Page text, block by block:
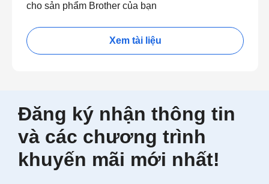
cho sản phẩm Brother của bạn
Xem tài liệu
Đăng ký nhận thông tin
và các chương trình
khuyến mãi mới nhất!